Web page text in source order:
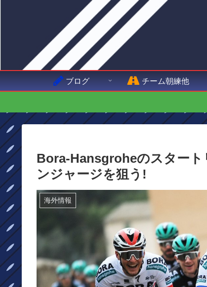
ブログ チーム朝練他
Bora-​​Hansgroheのスター
ンジャージを狙う!
海外情報